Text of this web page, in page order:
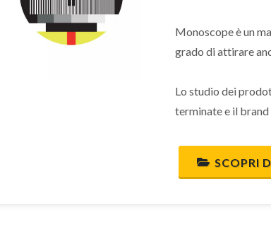
Monoscope è un
grado di attirare
Lo studio dei
terminate e il
SCOPRI